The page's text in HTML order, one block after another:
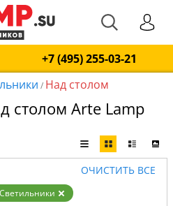
+7 (495) 255-03-21
/ Над столом
столом Arte Lamp
ОЧИСТИТЬ ВСЕ
Светильники